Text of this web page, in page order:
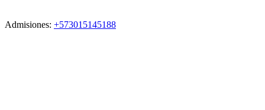
Admisiones: +573015145188